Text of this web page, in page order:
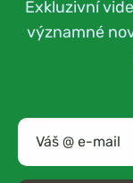
Exkluzivní
významné